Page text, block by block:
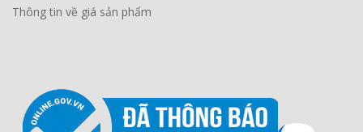
Thông tin về giá sản phẩm